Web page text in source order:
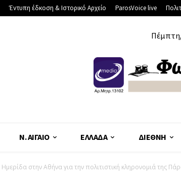
Έντυπη έδκοση & Ιστορικό Αρχείο ParosVoice live
Ν. ΑΙΓΑΊΟ ΕΛΛΆΔΑ ΔΙΕΘΝΉ
Ημερίδα στην Αθήνα για την πολιτιστική κληρονομιά της